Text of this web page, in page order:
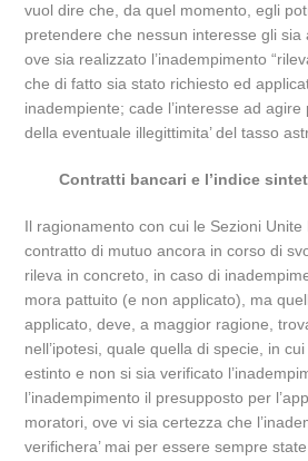
vuol dire che, da quel momento, egli
pretendere che nessun interesse gli sia
ove sia realizzato l’inadempimento
che di fatto sia stato richiesto ed
inadempiente; cade l’interesse ad agire
della eventuale illegittimita’ del tasso
Contratti bancari e l’indice
Il ragionamento con cui le Sezioni
contratto di mutuo ancora in corso di
rileva in concreto, in caso di
mora pattuito (e non applicato), ma
applicato, deve, a maggior ragione,
nell’ipotesi, quale quella di specie, in
estinto e non si sia verificato
l’inadempimento il presupposto per
moratori, ove vi sia certezza che
verifichera’ mai per essere sempre